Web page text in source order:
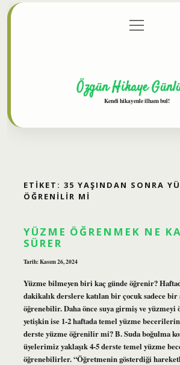
Gizlilik Politikası
menüyü
aç
Özgün Hikaye
Kendi hikayenle ilham bul!
ETIKET: 35 YAŞINDAN SONRA
ÖĞRENILIR MI
YÜZME ÖĞRENMEK NE
SÜRER
Tarih: Kasım 26, 2024
Yüzme bilmeyen biri kaç günde öğrenir?
dakikalık derslere katılan bir çocuk sadece bir
öğrenebilir. Daha önce suya girmiş ve yüzmeyi
yetişkin ise 1-2 haftada temel yüzme
derste yüzme öğrenilir mi? B. Suda boğulma
üyelerimiz yaklaşık 4-5 derste temel yüzme
öğrenebilirler. “Öğretmenin gösterdiği